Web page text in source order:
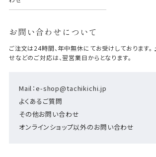
お問い合わせについて
Mail：e-shop@tachikichi.jp
よくあるご質問
その他お問い合わせ
オンラインショップ以外のお問い合わせ
ご注文は24時間、年中無休にてお受けしております。
せなどのご対応は、翌営業日からとなります。